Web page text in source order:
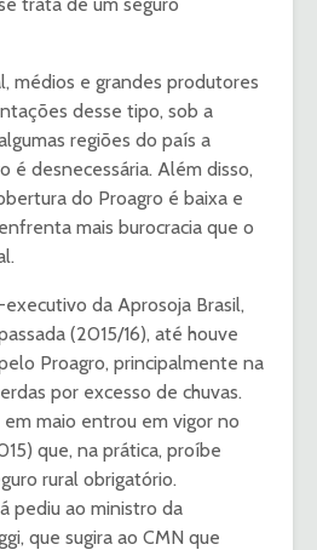
médios e grandes produtores
desse tipo, sob a
regiões do país a
é desnecessária. Além disso,
do Proagro é baixa e
mais burocracia que o
da Aprosoja Brasil,
(2015/16), até houve
Proagro, principalmente na
por excesso de chuvas.
maio entrou em vigor no
que, na prática, proíbe
rural obrigatório.
pediu ao ministro da
que sugira ao CMN que